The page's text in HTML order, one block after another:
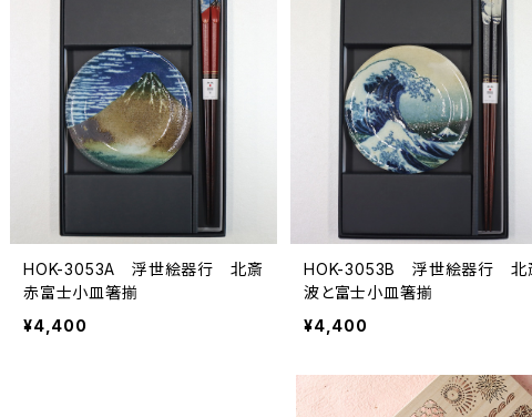
HOK-3053A 浮世絵器行 北斎
赤富士小皿箸揃
¥4,400
HOK-3053B 浮世絵器行 北
波と富士小皿箸揃
¥4,400